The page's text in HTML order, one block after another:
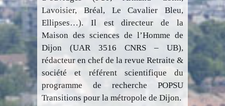
Lavoisier, Bréal, Le Cavalier Bleu,
Ellipses…). Il est directeur de la
Maison des sciences de l’Homme de
Dijon (UAR 3516 CNRS – UB),
rédacteur en chef de la revue Retraite &
société et référent scientifique du
programme de recherche POPSU
Transitions pour la métropole de Dijon.